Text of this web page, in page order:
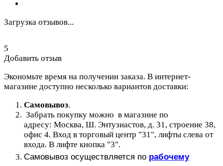
Загрузка отзывов...
5
Добавить отзыв
Экономьте время на получении заказа. В интернет-
магазине доступно несколько вариантов доставки:
Самовывоз.
Забрать покупку можно в магазине по
адресу: Москва, Ш. Энтузиастов, д. 31, строение 38,
офис 4. Вход в торговый центр "31", лифты слева от
входа. В лифте кнопка "3".
Самовывоз осуществляется по рабочему